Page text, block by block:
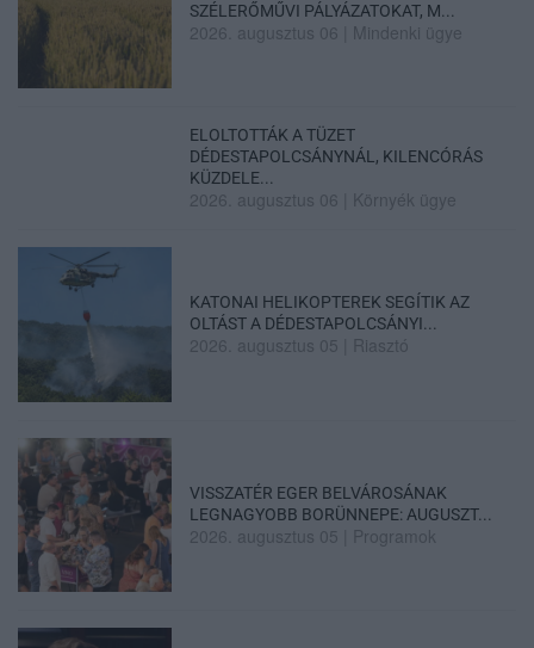
SZÉLERŐMŰVI PÁLYÁZATOKAT, M...
2026. augusztus 06 Mindenki ügye
ELOLTOTTÁK A TÜZET
DÉDESTAPOLCSÁNYNÁL, KILENCÓRÁS
KÜZDELE...
2026. augusztus 06 Környék ügye
KATONAI HELIKOPTEREK SEGÍTIK AZ
OLTÁST A DÉDESTAPOLCSÁNYI...
2026. augusztus 05 Riasztó
VISSZATÉR EGER BELVÁROSÁNAK
LEGNAGYOBB BORÜNNEPE: AUGUSZT...
2026. augusztus 05 Programok